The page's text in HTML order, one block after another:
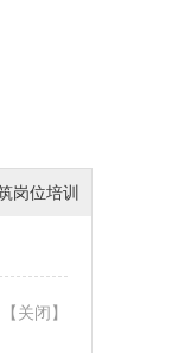
岗位培训
【关闭】